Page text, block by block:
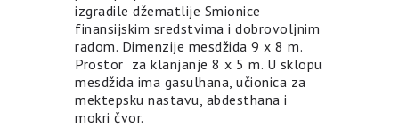
izgradile džematlije Smionice
finansijskim sredstvima i dobrovoljnim
radom. Dimenzije mesdžida 9 x 8 m.
Prostor za klanjanje 8 x 5 m. U sklopu
mesdžida ima gasulhana, učionica za
mektepsku nastavu, abdesthana i
mokri čvor.